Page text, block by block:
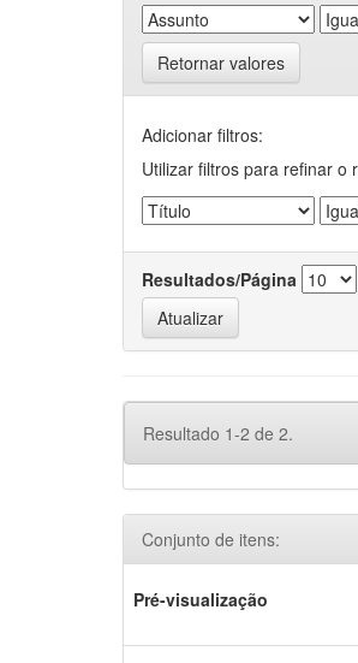
Retornar valores
Adicionar filtros:
Utilizar filtros para refinar o
Resultados/Página
Resultado 1-2 de 2.
Conjunto de itens:
Pré-visualização